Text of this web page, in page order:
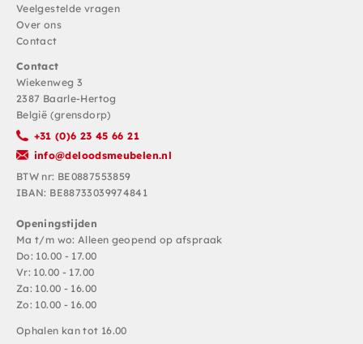
Veelgestelde vragen
Over ons
Contact
Contact
Wiekenweg 3
2387 Baarle-Hertog
België (grensdorp)
+31 (0)6 23 45 66 21
info@deloodsmeubelen.nl
BTW nr: BE0887553859
IBAN: BE88733039974841
Openingstijden
Ma t/m wo: Alleen geopend op afspraak
Do: 10.00 - 17.00
Vr: 10.00 - 17.00
Za: 10.00 - 16.00
Zo: 10.00 - 16.00
Ophalen kan tot 16.00